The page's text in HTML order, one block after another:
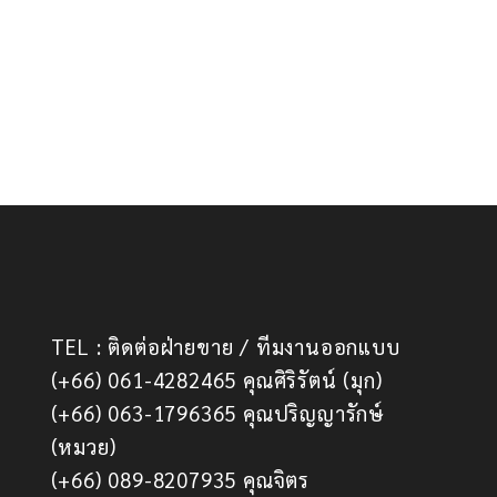
TEL : ติดต่อฝ่ายขาย / ทีมงานออกแบบ
(+66) 061-4282465 คุณศิริรัตน์ (มุก)
(+66) 063-1796365 คุณปริญญารักษ์
(หมวย)
(+66) 089-8207935 คุณจิตร